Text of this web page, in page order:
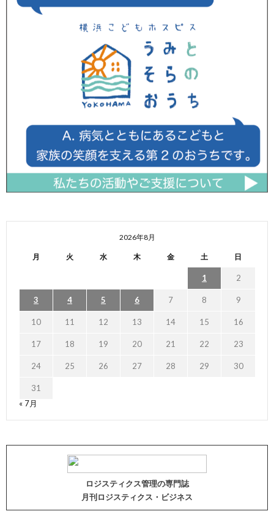
2026年8月
月 火 水 木 金 土 日
1 2
3 4 5 6 7 8 9
10 11 12 13 14 15 16
17 18 19 20 21 22 23
24 25 26 27 28 29 30
31
« 7月
ロジスティクス管理の専門誌
月刊ロジスティクス・ビジネス